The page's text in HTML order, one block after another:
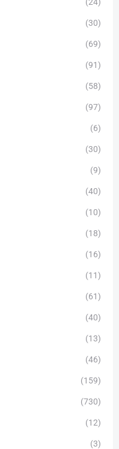
(30)
(69)
(91)
(58)
(97)
(6)
(30)
(9)
(40)
(10)
(18)
(16)
(11)
(61)
(40)
(13)
(46)
(159)
(730)
(12)
(3)